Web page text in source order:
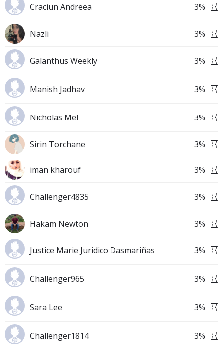
Craciun Andreea 3%
Nazli 3%
Galanthus Weekly 3%
Manish Jadhav 3%
Nicholas Mel 3%
Sirin Torchane 3%
iman kharouf 3%
Challenger4835 3%
Hakam Newton 3%
Justice Marie Juridico Dasmariñas 3%
Challenger965 3%
Sara Lee 3%
Challenger1814 3%